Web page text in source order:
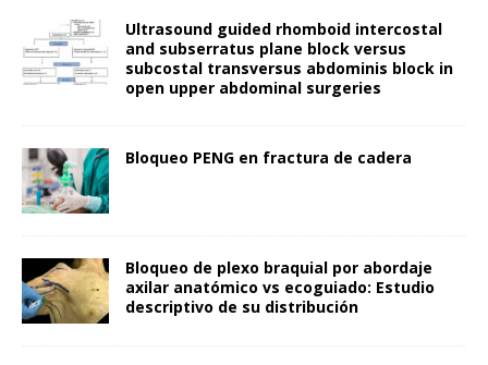
Ultrasound guided rhomboid intercostal
and subserratus plane block versus
subcostal transversus abdominis block in
open upper abdominal surgeries
Bloqueo PENG en fractura de cadera
Bloqueo de plexo braquial por abordaje
axilar anatómico vs ecoguiado: Estudio
descriptivo de su distribución